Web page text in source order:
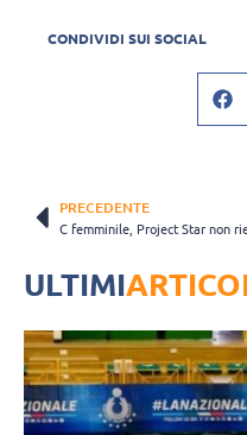
CONDIVIDI SUI SOCIAL
PRECEDENTE
ULTIMI